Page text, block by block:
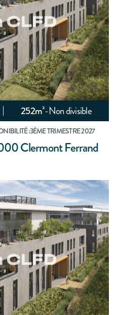
252m²-Non divisible
:3ÈME TRIMESTRE 2027
Clermont Ferrand